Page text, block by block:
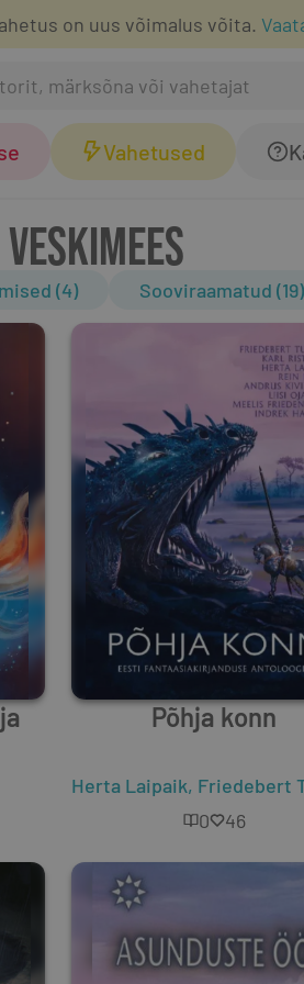
on uus võimalus võita.
Vahetused
(4) Sooviraamatud (19)
Siim Veskimees,Mairi Laurik,
Põhja konn
Herta Laipaik, Friedebert
0
46